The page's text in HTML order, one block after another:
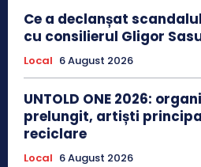
Ce a declanșat
cu consilierul Gligor
Local 6 August 2026
UNTOLD ONE 2026:
prelungit, artiști
reciclare
Local 6 August 2026